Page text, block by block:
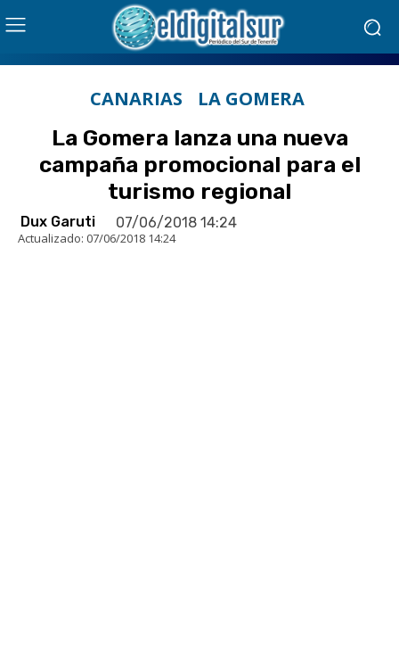
CANARIAS LA GOMERA
La Gomera lanza una nueva
campaña promocional para el
turismo regional
Dux Garuti 07/06/2018 14:24
Actualizado: 07/06/2018 14:24